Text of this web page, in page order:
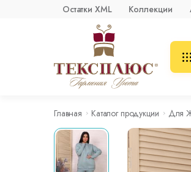
Остатки XML Коллекции
Главная Каталог продукции Для